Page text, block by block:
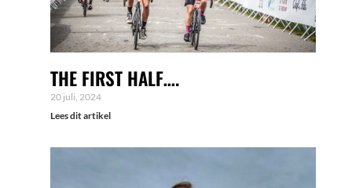
THE FIRST HALF….
20 juli, 2024
Lees dit artikel